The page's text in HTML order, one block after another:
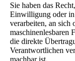
Sie haben das
Einwilligung oder in
verarbeiten, an sich
maschinenlesbaren
die direkte
Verantwortlichen
machbar ist.